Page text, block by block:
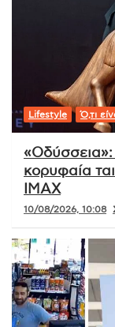
Lifestyle Ό,τι
«Οδύσσεια»:
κορυφαία
IMAX
10/08/2026, 10:08